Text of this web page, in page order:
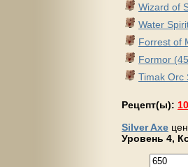
Wizard of
Water
Forrest of
Formor
Timak Orc
Рецепт(ы):
Silver Axe
Уровень 4,